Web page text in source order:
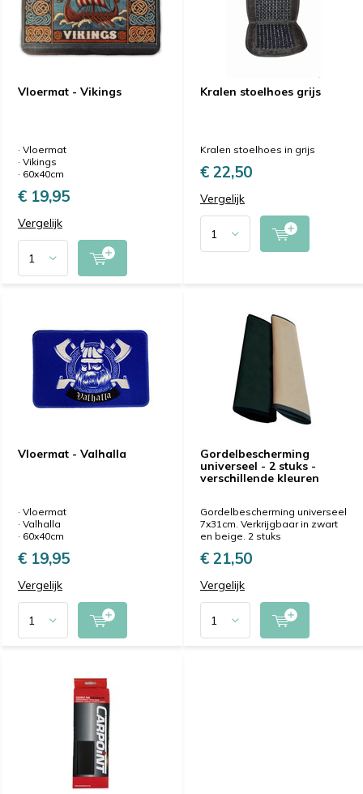
Vloermat - Vikings
· Vloermat
· Vikings
· 60x40cm
€ 19,95
Vergelijk
Kralen stoelhoes grijs
Kralen stoelhoes in grijs
€ 22,50
Vergelijk
Vloermat - Valhalla
· Vloermat
· Valhalla
· 60x40cm
€ 19,95
Vergelijk
Gordelbescherming
universeel - 2 stuks -
verschillende kleuren
Gordelbescherming universeel
7x31cm. Verkrijgbaar in zwart
en beige. 2 stuks
€ 21,50
Vergelijk